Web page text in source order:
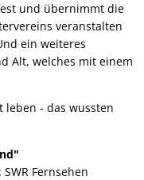
und übernimmt die
veranstalten
ein weiteres
Alt, welches mit einem
leben - das wussten
Fernsehen